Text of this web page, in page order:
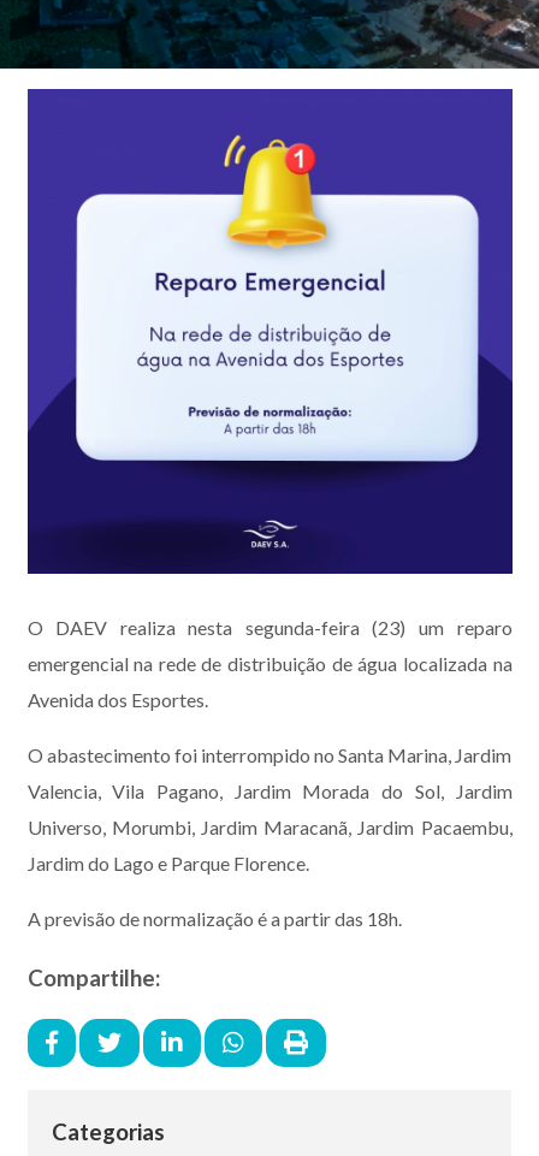
O DAEV realiza nesta segunda-feira (23) um reparo
emergencial na rede de distribuição de água localizada na
Avenida dos Esportes.
O abastecimento foi interrompido no Santa Marina, Jardim
Valencia, Vila Pagano, Jardim Morada do Sol, Jardim
Universo, Morumbi, Jardim Maracanã, Jardim Pacaembu,
Jardim do Lago e Parque Florence.
A previsão de normalização é a partir das 18h.
Compartilhe:
Categorias